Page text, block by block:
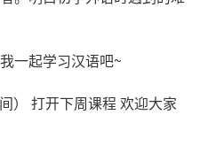
一起学习汉语吧~
） 打开下周课程 欢迎大家